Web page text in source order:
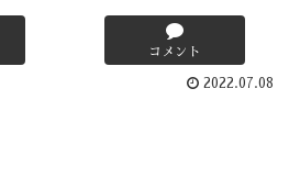
コメント
2022.07.08